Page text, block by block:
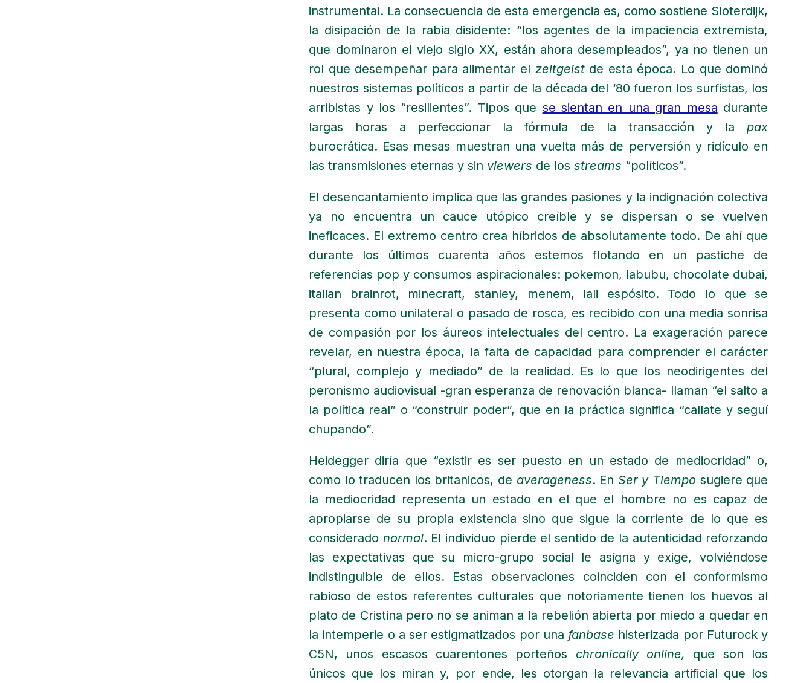
instrumental. La consecuencia de esta emergencia es, como sostiene Sloterdijk,
la disipación de la rabia disidente: “los agentes de la impaciencia extremista,
que dominaron el viejo siglo XX, están ahora desempleados”, ya no tienen un
rol que desempeñar para alimentar el zeitgeist de esta época. Lo que dominó
nuestros sistemas políticos a partir de la década del ‘80 fueron los surfistas, los
arribistas y los “resilientes”. Tipos que se sientan en una gran mesa durante
largas horas a perfeccionar la fórmula de la transacción y lapax
burocrática. Esas mesas muestran una vuelta más de perversión y ridículo en
las transmisiones eternas y sin viewers de losstreams “políticos”.
El desencantamiento implica que las grandes pasiones y la indignación colectiva
ya no encuentra un cauce utópico creíble y se dispersan o se vuelven
ineficaces. El extremo centro crea híbridos de absolutamente todo. De ahí que
durante los últimos cuarenta años estemos flotando en un pastiche de
referencias pop y consumos aspiracionales: pokemon, labubu, chocolate dubai,
italian brainrot, minecraft, stanley, menem, lali espósito. Todo lo que se
presenta como unilateral o pasado de rosca, es recibido con una media sonrisa
de compasión por los áureos intelectuales del centro. La exageración parece
revelar, en nuestra época, la falta de capacidad para comprender el carácter
“plural, complejo y mediado” de la realidad. Es lo que los neodirigentes del
peronismo audiovisual -gran esperanza de renovación blanca- llaman “el salto a
la política real” o “construir poder”, que en la práctica significa “callate y seguí
chupando”.
Heidegger diría que “existir es ser puesto en un estado de mediocridad” o,
como lo traducen los britanicos, de averageness. En Ser y Tiempo sugiere que
la mediocridad representa un estado en el que el hombre no es capaz de
apropiarse de su propia existencia sino que sigue la corriente de lo que es
considerado normal. El individuo pierde el sentido de la autenticidad reforzando
las expectativas que su micro-grupo social le asigna y exige, volviéndose
indistinguible de ellos. Estas observaciones coinciden con el conformismo
rabioso de estos referentes culturales que notoriamente tienen los huevos al
plato de Cristina pero no se animan a la rebelión abierta por miedo a quedar en
la intemperie o a ser estigmatizados por una fanbase histerizada por Futurock y
C5N, unos escasos cuarentones porteños chronically online, que son los
únicos que los miran y, por ende, les otorgan la relevancia artificial que los